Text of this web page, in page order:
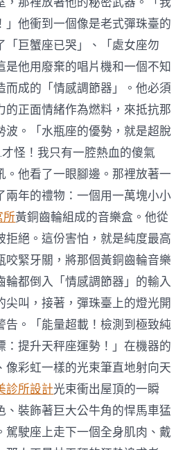
」他衝到一個像是老式彈珠臺的
「巨蟹座已哭」、「處女座勿
是他用廢棄的唱片機和一個不知
而成的「情感調節器」。他必須
的正面情緒作為燃料，來抵抗那
波。「水瓶座的優勢，就是超脫
怪！我只有一腔熱血的傻氣
。他看了一眼腳邊。那裡放著一
兩年的禮物：一個用一萬塊小小
所黃銅齒輪組成的音樂盒。他從
拒絕。這份害怕，就是純度最高
咬緊牙關，將那個黃銅齒輪音樂
輪都倒入「情感調節器」的輸入
尖叫，接著，彈珠臺上的燈光開
告。「能量超載！檢測到極致純
：提升天秤座運勢！」在機器的
像彩虹一樣的光束筆直地射向天
診所設計光束衝出屋頂的一瞬
、裝飾著巨大公牛角的悍馬車猛
駕駛座上走下一個全身肌肉、戴